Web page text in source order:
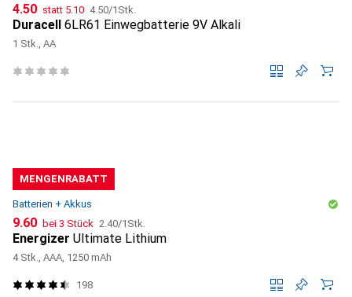
CHF
4.50 statt CHF
5.10 CHF
4.50/1Stk.
Duracell 6LR61 Einwegbatterie 9V Alkali
1 Stk., AA
MENGENRABATT
Batterien + Akkus
CHF
9.60 bei 3 Stück CHF
2.40/1Stk.
Energizer Ultimate Lithium
4 Stk., AAA, 1250 mAh
198